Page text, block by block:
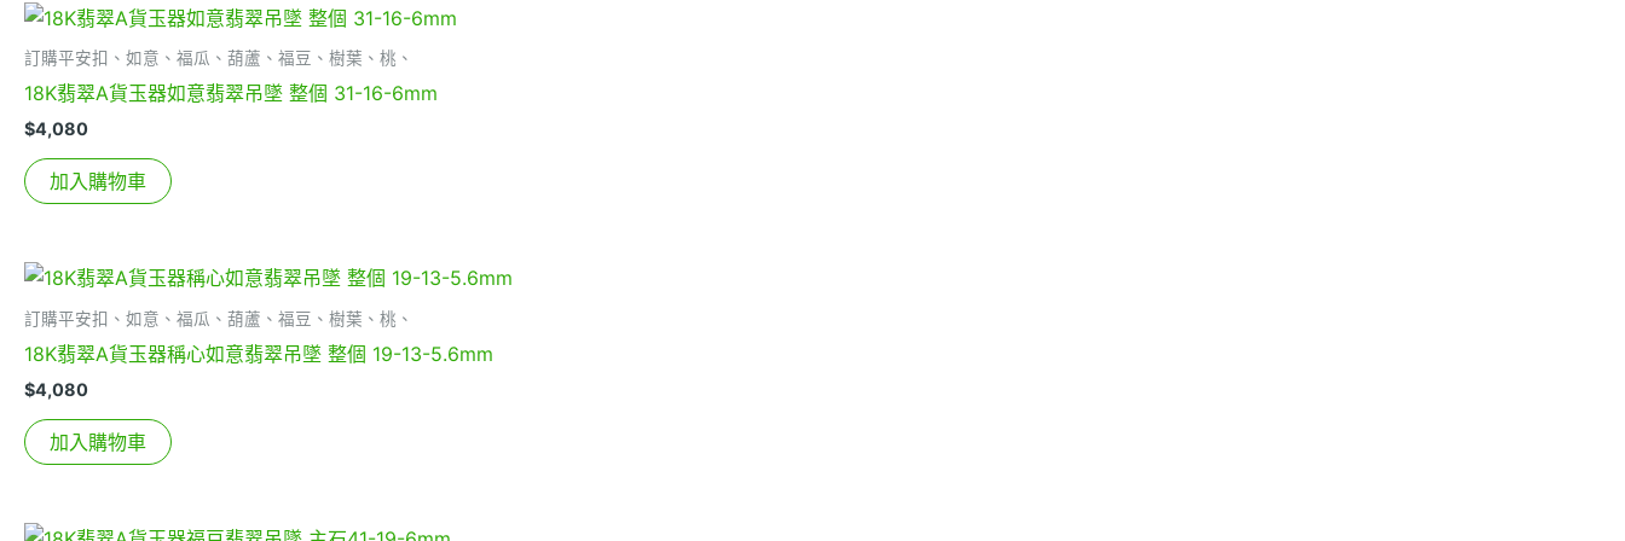
訂購平安扣、如意、福瓜、葫蘆、福豆、樹葉、桃、
18K翡翠A貨玉器如意翡翠吊墜 整個 31-16-6mm
$4,080
加入購物車
訂購平安扣、如意、福瓜、葫蘆、福豆、樹葉、桃、
18K翡翠A貨玉器稱心如意翡翠吊墜 整個 19-13-5.6mm
$4,080
加入購物車